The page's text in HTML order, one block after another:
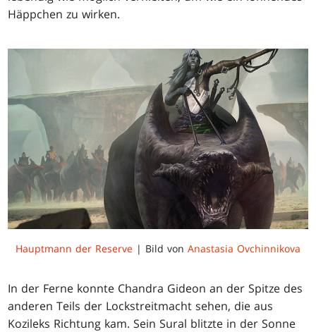
Häppchen zu wirken.
Hauptmann der Reserve | Bild von Anastasia Ovchinnikova
In der Ferne konnte Chandra Gideon an der Spitze des
anderen Teils der Lockstreitmacht sehen, die aus
Kozileks Richtung kam. Sein Sural blitzte in der Sonne